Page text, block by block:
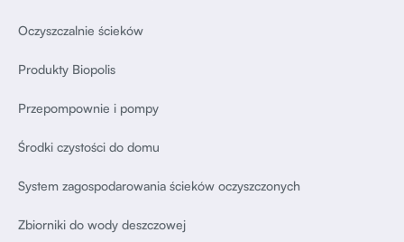
Oczyszczalnie ścieków
Produkty Biopolis
Przepompownie i pompy
Środki czystości do domu
System zagospodarowania ścieków oczyszczonych
Zbiorniki do wody deszczowej